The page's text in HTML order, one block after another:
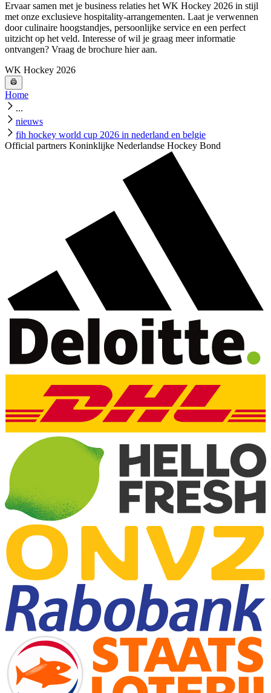
Ervaar samen met je business relaties het WK Hockey 2026 in stijl
met onze exclusieve hospitality-arrangementen. Laat je verwennen
door culinaire hoogstandjes, persoonlijke service en een perfect
uitzicht op het veld. Interesse of wil je graag meer informatie
ontvangen? Vraag de brochure hier aan.
WK Hockey 2026
Home
...
nieuws
fih hockey world cup 2026 in nederland en belgie
Official partners Koninklijke Nederlandse Hockey Bond